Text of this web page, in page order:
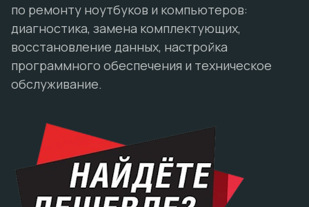
по ремонту ноутбуков и компьютеров:
диагностика, замена комплектующих,
восстановление данных, настройка
программного обеспечения и техническое
обслуживание.